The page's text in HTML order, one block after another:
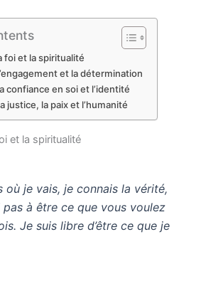
foi et la spiritualité
et la détermination
confiance en soi et l’identité
justice, la paix et l’humanité
et la spiritualité
où je vais, je connais la vérité,
pas à être ce que vous voulez
Je suis libre d’être ce que je